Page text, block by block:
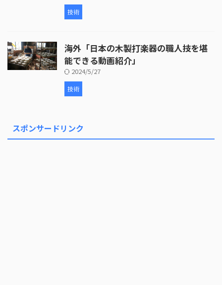
技術
海外「日本の木製打楽器の職人技を堪
能できる動画紹介」
2024/5/27
技術
スポンサードリンク